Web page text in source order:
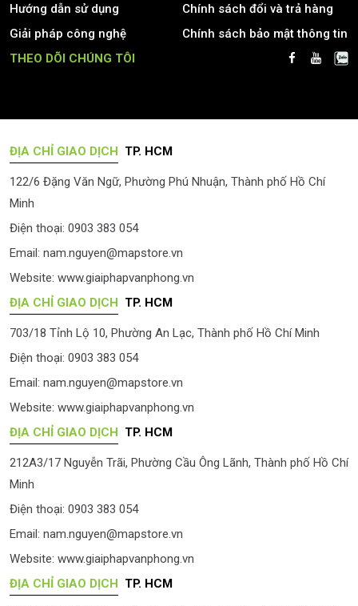
Hướng dẫn sử dụng
Giải pháp công nghệ
Chính sách đổi và trả hàng
Chính sách bảo mật thông tin
THEO DÕI CHÚNG TÔI
ĐỊA CHỈ GIAO DỊCH TP. HCM
122/6 Đặng Văn Ngữ, Phường Phú Nhuận, Thành phố Hồ Chí
Minh
Điện thoại: 0903 383 054
Email: nam.nguyen@mapstore.vn
Website: www.giaiphapvanphong.vn
ĐỊA CHỈ GIAO DỊCH
TP. HCM
703/18 Tỉnh Lộ 10, Phường An Lạc, Thành phố Hồ Chí Minh
Điện thoại: 0903 383 054
Email: nam.nguyen@mapstore.vn
Website: www.giaiphapvanphong.vn
ĐỊA CHỈ GIAO DỊCH
TP. HCM
212A3/17 Nguyễn Trãi, Phường Cầu Ông Lãnh, Thành phố Hồ Chí
Minh
Điện thoại: 0903 383 054
Email: nam.nguyen@mapstore.vn
Website: www.giaiphapvanphong.vn
ĐỊA CHỈ GIAO DỊCH
TP. HCM